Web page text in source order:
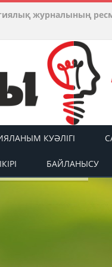
журналының
КУӘЛІГІ
БАЙЛАНЫСУ